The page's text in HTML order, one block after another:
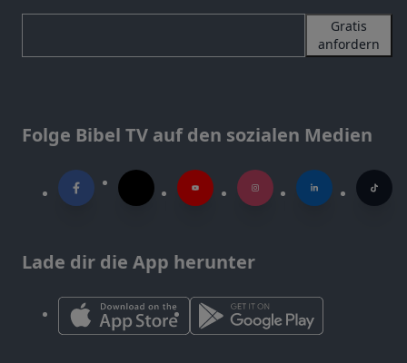
Gratis
anfordern
Folge Bibel TV auf den sozialen Medien
Lade dir die App herunter